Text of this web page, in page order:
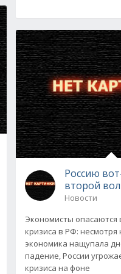
Россию
второй
Новости
Экономисты опасаются
кризиса в РФ: несмотря
экономика нащупала
падение, России
кризиса на фоне